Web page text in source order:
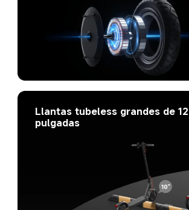
Llantas tubeless grandes de 12
pulgadas